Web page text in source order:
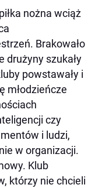
nożna wciąż
Brakowało
drużyny szukały
powstawały i
młodzieńcze
czy
i ludzi,
w organizacji.
Klub
którzy nie chcieli